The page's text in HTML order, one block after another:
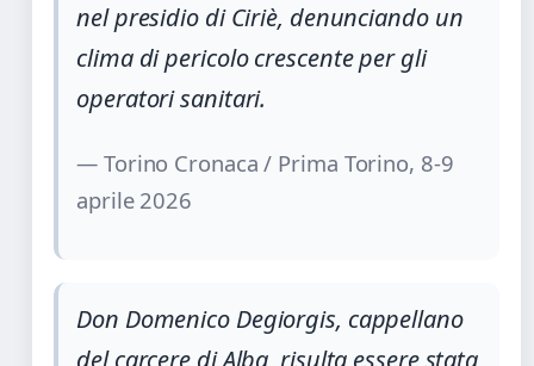
nel presidio di Ciriè, denunciando un
clima di pericolo crescente per gli
operatori sanitari.
— Torino Cronaca / Prima Torino, 8-9
aprile 2026
Don Domenico Degiorgis, cappellano
del carcere di Alba, risulta essere stata